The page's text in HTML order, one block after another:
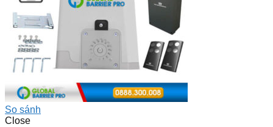
So sánh
Close